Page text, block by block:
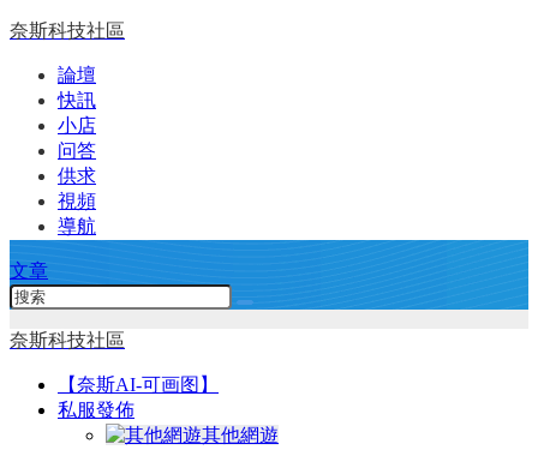
奈斯科技社區
論壇
快訊
小店
问答
供求
視頻
導航
文章
奈斯科技社區
【奈斯AI-可画图】
私服發佈
其他網遊